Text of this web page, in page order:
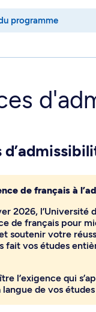
programme
de français à
2026, l’Université
de français pour
soutenir votre
fait vos études
l’exigence qui
de vos